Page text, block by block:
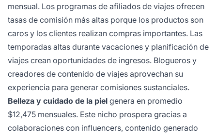
mensual. Los programas de afiliados de viajes ofrecen
tasas de comisión más altas porque los productos son
caros y los clientes realizan compras importantes. Las
temporadas altas durante vacaciones y planificación de
viajes crean oportunidades de ingresos. Blogueros y
creadores de contenido de viajes aprovechan su
experiencia para generar comisiones sustanciales.
Belleza y cuidado de la piel genera en promedio
$12,475 mensuales. Este nicho prospera gracias a
colaboraciones con influencers, contenido generado